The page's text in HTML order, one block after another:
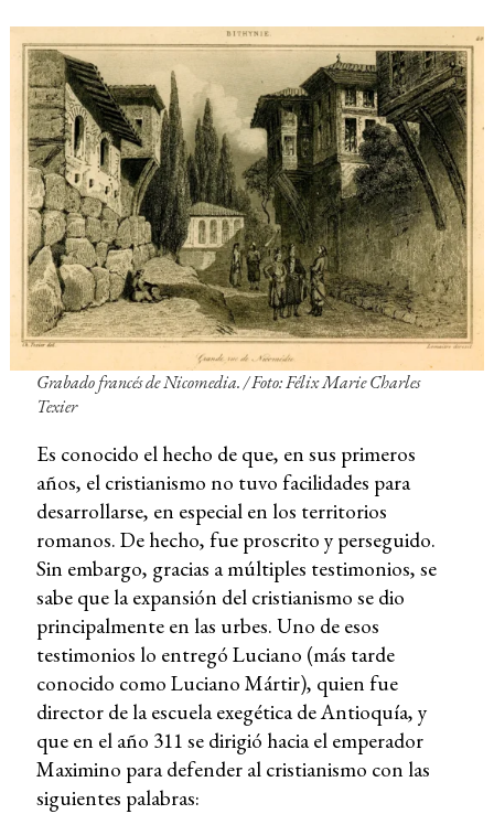
Grabado francés de Nicomedia. /Foto: Félix Marie Charles
Texier
Es conocido el hecho de que, en sus primeros
años, el cristianismo no tuvo facilidades para
desarrollarse, en especial en los territorios
romanos. De hecho, fue proscrito y perseguido.
Sin embargo, gracias a múltiples testimonios, se
sabe que la expansión del cristianismo se dio
principalmente en las urbes. Uno de esos
testimonios lo entregó Luciano (más tarde
conocido como Luciano Mártir), quien fue
director de la escuela exegética de Antioquía, y
que en el año 311 se dirigió hacia el emperador
Maximino para defender al cristianismo con las
siguientes palabras: